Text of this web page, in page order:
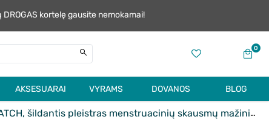
kortelę gausite nemokamai!
0
AKSESUARAI VYRAMS DOVANOS BLOG
šildantis pleistras menstruacinių skausmų mažinimui, 1 vnt.